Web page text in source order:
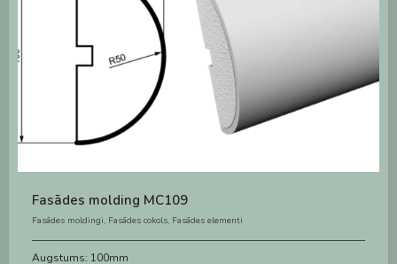
Fasādes molding MC109
Fasādes moldingi, Fasādes cokols, Fasādes elementi
Augstums: 100mm